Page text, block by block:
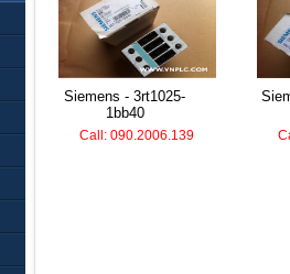
siemens - 3rt1025-
1bb40
Call: 090.2006.139
siemens - 3rv1021-